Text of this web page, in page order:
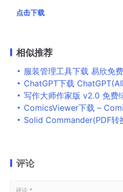
点击下载
相似推荐
服装管理工具下载 易欣免费服装管理
ChatGPT下载
写作大师作家版 v2.0 免费
ComicsViewer下载 –
Solid Commander(PDF转换工具)下
评论